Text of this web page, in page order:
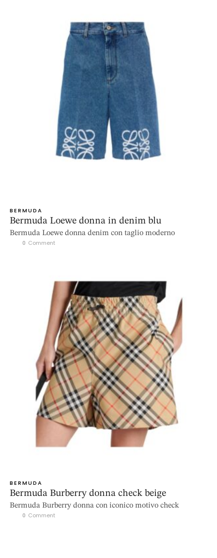
BERMUDA
Bermuda Loewe donna in denim blu
Bermuda Loewe donna denim con taglio moderno
0 Comment
BERMUDA
Bermuda Burberry donna check beige
Bermuda Burberry donna con iconico motivo check
0 Comment